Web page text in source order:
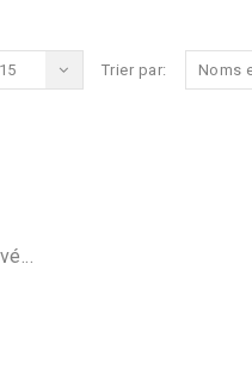
Trier par: Noms